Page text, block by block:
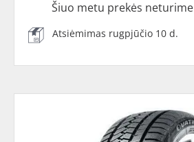
Šiuo metu prekės neturime
Atsiėmimas rugpjūčio 10 d.